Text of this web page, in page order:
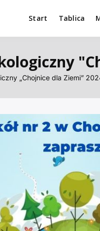
Start Tablica
„Chojnice dla Ziemi”